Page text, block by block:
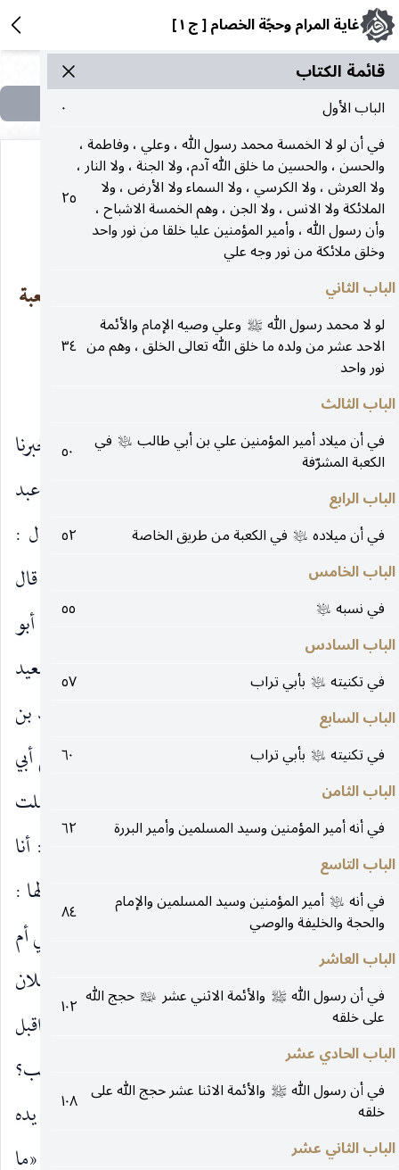
غاية المرام وحجّة الخصام [ ج ١ ]
قائمة الکتاب
الباب الأول
٠
في أن لو لا الخمسة محمد رسول الله ، وعلي ، وفاطمة ،
والحسن ، والحسين ما خلق الله آدم، ولا الجنة ، ولا النار ،
ولا العرش ، ولا الكرسي ، ولا السماء ولا الأرض ، ولا
الملائكة ولا الانس ، ولا الجن ، وهم الخمسة الاشباح ،
وأن رسول الله ، وأمير المؤمنين عليا خلقا من نور واحد
وخلق ملائكة من نور وجه علي
٢٥
الباب الثاني
لو لا محمد رسول الله صلى‌الله‌عليه‌وآله وعلي وصيه الإمام والأئمة
الاحد عشر من ولده ما خلق الله تعالى الخلق ، وهم من
نور واحد
٣٤
الباب الثالث
في أن ميلاد أمير المؤمنين علي بن أبي طالب عليه‌السلام في
الكعبة المشرّفة
٥٠
الباب الرابع
في أن ميلاده عليه‌السلام في الكعبة من طريق الخاصة
٥٢
الباب الخامس
في نسبه عليه‌السلام
٥٥
الباب السادس
في تكنيته عليه‌السلام بأبي تراب
٥٧
الباب السابع
في تكنيته عليه‌السلام بأبي تراب
٦٠
الباب الثامن
في أنه أمير المؤمنين وسيد المسلمين وأمير البررة
٦٢
الباب التاسع
في أنه عليه‌السلام أمير المؤمنين وسيد المسلمين والإمام
والحجة والخليفة والوصي
٨٤
الباب العاشر
في أن رسول الله صلى‌الله‌عليه‌وآله والأئمة الاثني عشر عليهم‌السلام حجج الله
على خلقه
١٠٢
الباب الحادي عشر
في أن رسول الله صلى‌الله‌عليه‌وآله والأئمة الاثنا عشر حجج الله على
خلقه
١٠٨
الباب الثاني عشر
الباب الثالث
في أن ميلاد أمير المؤمنين علي بن أبي طالب
في الكعبة
المشرّفة
من (مناقب الفقيه ابن المغازلي) الشافعي ، قال : أخبرنا
أبو طاهر محمد بن علي بن محمد البيع قال : أخبرنا أبو عبد
الله أحمد بن محمد بن عبد الله بن خالد الكاتب قال :
حدّثنا أحمد بن جعفر بن محمد بن مسلم الختلي العلوي قال
: حدثني عمر بن أحمد بن روح السّاجي ، حدثني أبو
طاهر يحيى بن الحسن العلوي قال : حدثني محمد بن سعيد
الدارمي ، حدّثنا موسى بن جعفر عن أبيه ، عن محمد بن
علي ، عن أبيه علي بن الحسين قال : كنت جالسا مع أبي
ونحن زوّار قبر جدنا
وهناك نسوة كثيرة إذ أقبلت
امرأة منهن فقلت لها : من أنت يرحمك الله؟ قالت : أنا
زبدة بنت قريبة ابن العجلان من بني ساعدة فقلت لها :
فهل عندك شيء تحدثينا؟ فقالت : اي والله حدثتني أمي أم
عمارة بنت محارة بن نضلة
بن مالك بن العجلان
الساعدي انّها كانت ذات يوم في نساء من العرب إذ اقبل
أبو طالب كئيبا حزينا فقلت له ما شأنك يا أبا طالب؟
فقال : إنّ فاطمة بنت أسد في شدّة المخاض ثم وضع يده